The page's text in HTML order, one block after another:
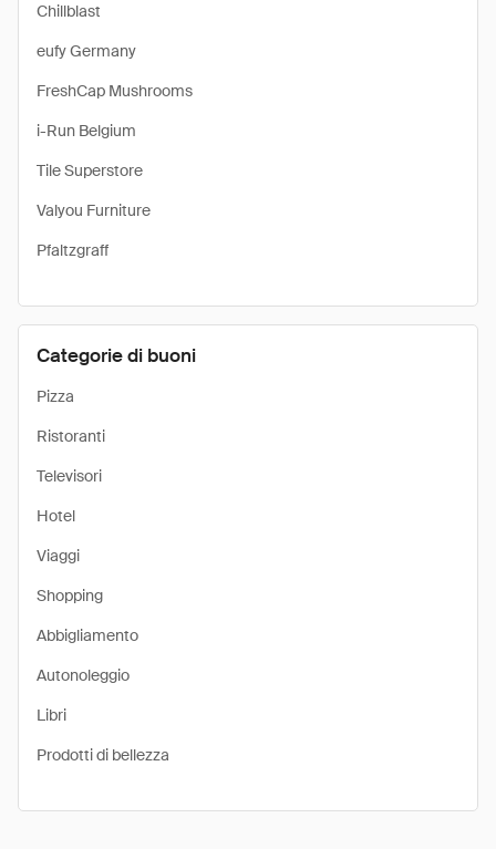
Chillblast
eufy Germany
FreshCap Mushrooms
i-Run Belgium
Tile Superstore
Valyou Furniture
Pfaltzgraff
Categorie di buoni
Pizza
Ristoranti
Televisori
Hotel
Viaggi
Shopping
Abbigliamento
Autonoleggio
Libri
Prodotti di bellezza